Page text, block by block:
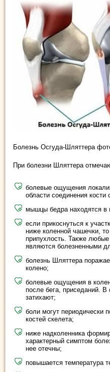
Болезнь Осгуда-Шляттера
При болезни Шляттера
болевые ощущения
области соединения кости
мышцы бедра находятся в
если прикоснуться к
ниже коленной чашечки,
припухлость. Также
являются болезненными
болезнь Шляттера
колено;
болевые ощущения в
после бега, приседаний. В
затихают;
боли могут периодически
костей скелета;
ниже надколенника
характерный симптом
нее отечны;
повышается температура